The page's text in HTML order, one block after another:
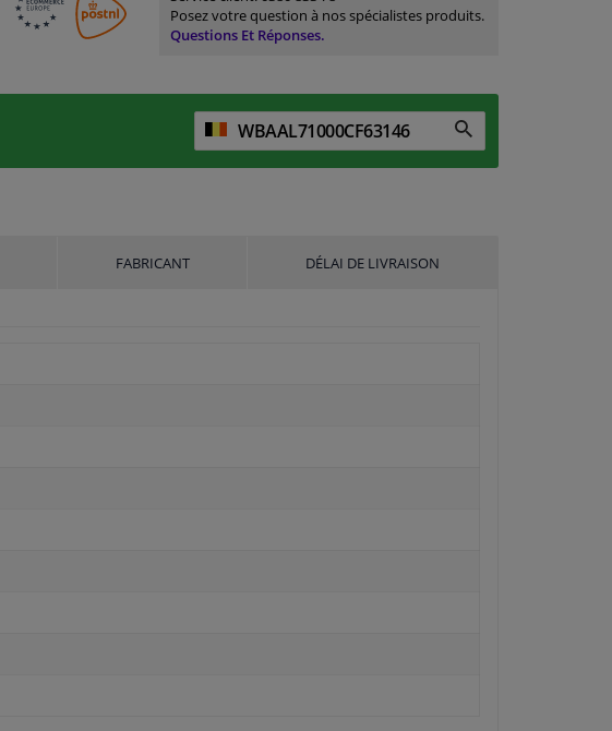
Posez votre question à nos spécialistes produits.
Questions Et Réponses.
FABRICANT DÉLAI DE LIVRAISON